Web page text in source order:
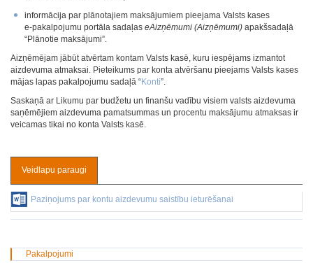
informācija par plānotajiem maksājumiem pieejama Valsts kases
e‑pakalpojumu portāla sadaļas eAizņēmumi (Aizņēmumi) apakšsadaļā
“Plānotie maksājumi”.
Aizņēmējam jābūt atvērtam kontam Valsts kasē, kuru iespējams izmantot
aizdevuma atmaksai. Pieteikums par konta atvēršanu pieejams Valsts kases
mājas lapas pakalpojumu sadaļā “Konti”.
Saskaņā ar Likumu par budžetu un finanšu vadību visiem valsts aizdevuma
saņēmējiem aizdevuma pamatsummas un procentu maksājumu atmaksas ir
veicamas tikai no konta Valsts kasē.
Veidlapu paraugi
Paziņojums par kontu aizdevumu saistību ieturēšanai
Pakalpojumi